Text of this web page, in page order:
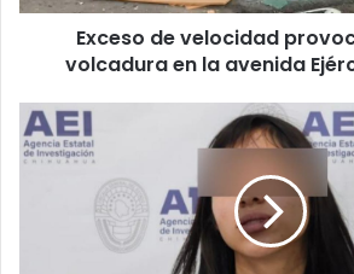
la
Ejército
Exceso de velocidad
volcadura en la avenida
Asesinan
a
una